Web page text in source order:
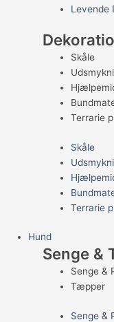
Levende
Skåle
Terrarie
Skåle
Terrarie
Hund
Senge &
Senge &
Tæpper
Senge &